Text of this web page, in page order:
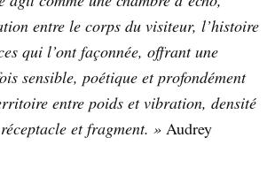
entre le corps du visiteur, l’histoire
qui l’ont façonnée, offrant une
sensible, poétique et profondément
entre poids et vibration, densité
et fragment. » Audrey